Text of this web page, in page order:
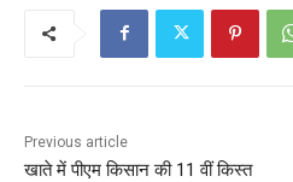
Previous article
खाते में पीएम किसान की 11 वीं किस्त